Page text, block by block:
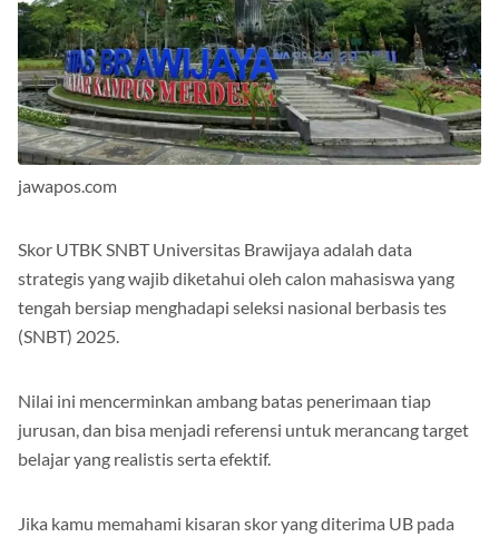
jawapos.com
Skor UTBK SNBT Universitas Brawijaya adalah data
strategis yang wajib diketahui oleh calon mahasiswa yang
tengah bersiap menghadapi seleksi nasional berbasis tes
(SNBT) 2025.
Nilai ini mencerminkan ambang batas penerimaan tiap
jurusan, dan bisa menjadi referensi untuk merancang target
belajar yang realistis serta efektif.
Jika kamu memahami kisaran skor yang diterima UB pada